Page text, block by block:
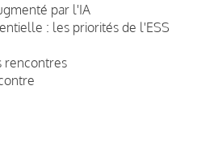
par l'IA
: les priorités de l'ESS
rencontres